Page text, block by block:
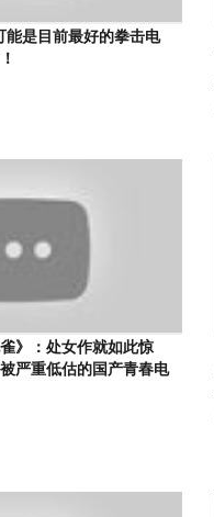
能是目前最好的拳击电
》：处女作就如此惊
严重低估的国产青春电